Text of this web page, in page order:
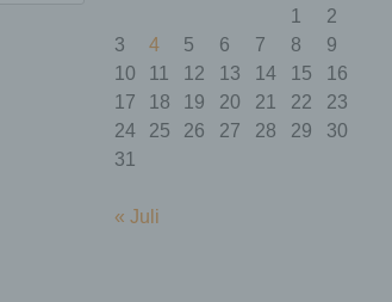
1
2
3
4 5 6 7 8
9
10
11 12 13 14 15
16
17
18 19 20 21 22
23
24
25 26 27 28 29
30
31
« Juli